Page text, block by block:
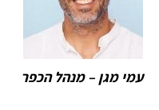
עמי מגן – מנהל הכפר